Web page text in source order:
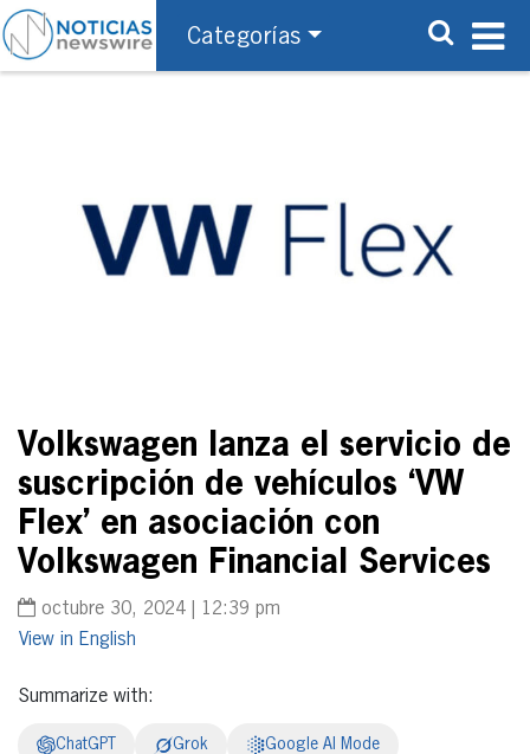
Categorías
Volkswagen lanza el servicio de
suscripción de vehículos ‘VW
Flex’ en asociación con
Volkswagen Financial Services
octubre 30, 2024 | 12:39 pm
English
Summarize with:
ChatGPT Grok Google AI Mode